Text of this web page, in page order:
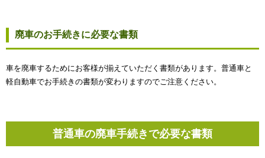
廃車のお手続きに必要な書類
車を廃車するためにお客様が揃えていただく書類があります。普通車と
軽自動車でお手続きの書類が変わりますのでご注意ください。
普通車の廃車手続きで必要な書類